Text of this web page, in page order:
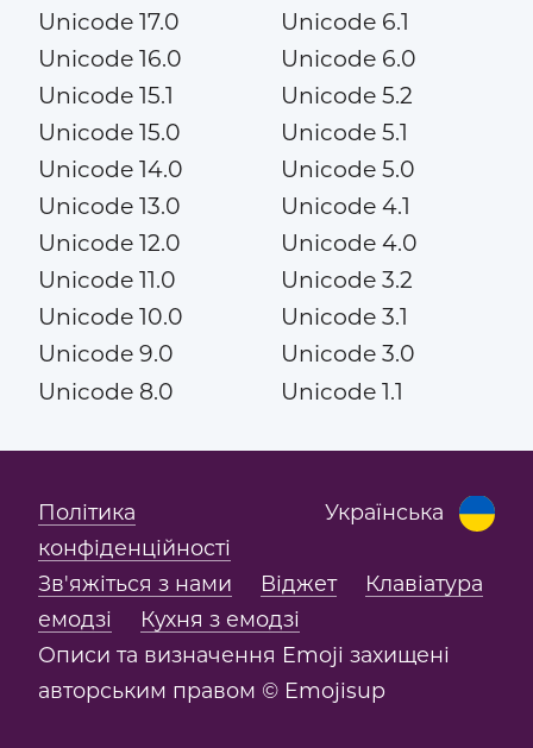
Unicode 17.0
Unicode 16.0
Unicode 15.1
Unicode 15.0
Unicode 14.0
Unicode 13.0
Unicode 12.0
Unicode 11.0
Unicode 10.0
Unicode 9.0
Unicode 8.0
Unicode 6.1
Unicode 6.0
Unicode 5.2
Unicode 5.1
Unicode 5.0
Unicode 4.1
Unicode 4.0
Unicode 3.2
Unicode 3.1
Unicode 3.0
Unicode 1.1
Українська
Політика
конфіденційності
Зв'яжіться з нами
Віджет
Клавіатура
емодзі
Кухня з емодзі
Описи та визначення Emoji захищені
авторським правом © Emojisup